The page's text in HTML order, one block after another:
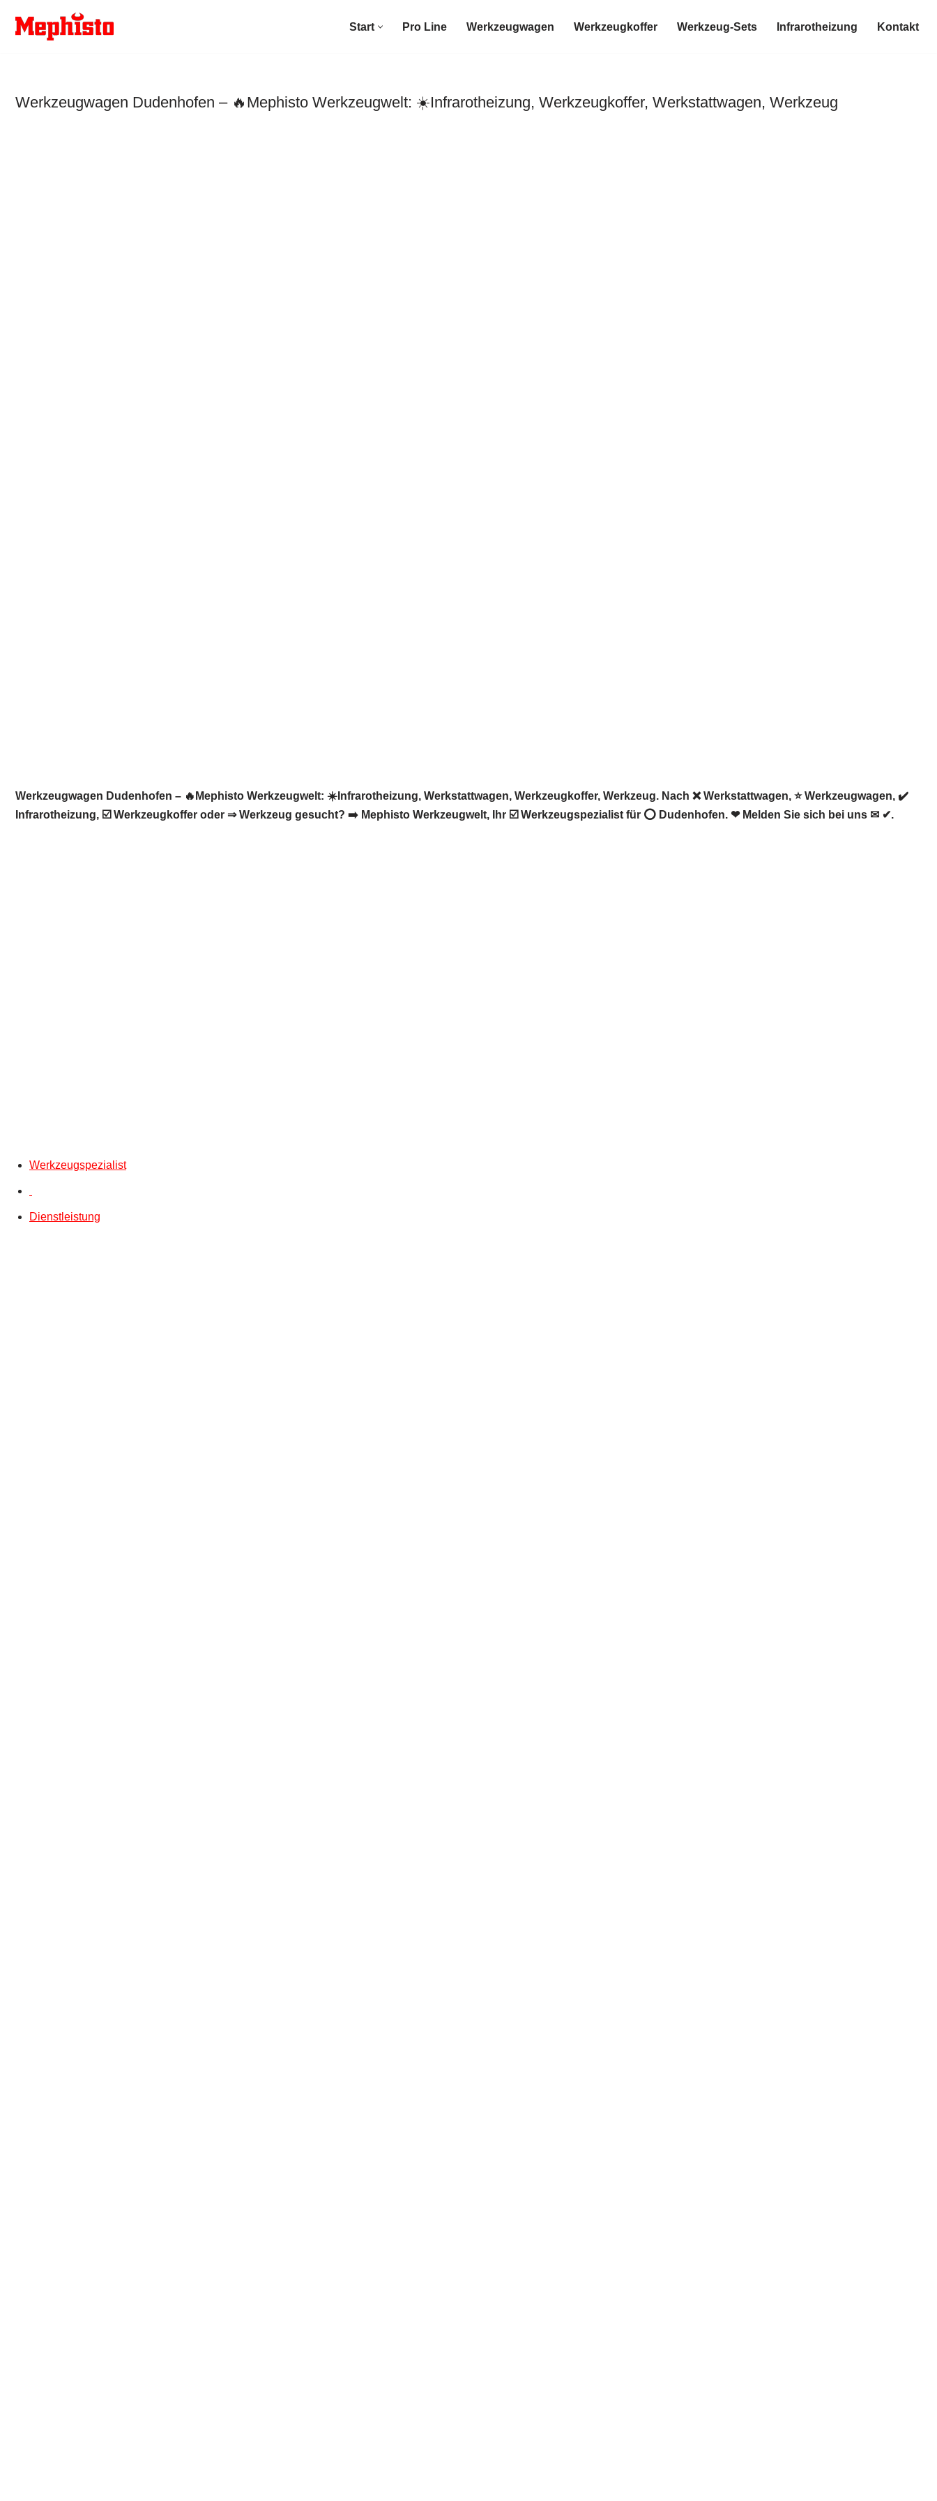
Zum
Start Pro Line Werkzeugwagen Werkzeugkoffer Werkzeug-Sets Infrarotheizung Kontakt
Werkzeugwagen Dudenhofen – 🔥Mephisto Werkzeugwelt: ☀️Infrarotheizung, Werkzeugkoffer, Werkstattwagen, Werkzeug
Werkzeugwagen Dudenhofen – 🔥Mephisto Werkzeugwelt: ☀️Infrarotheizung, Werkstattwagen, Werkzeugkoffer, Werkzeug. Nach ❌ Werkstattwagen, ⭐ Werkzeugwagen, ✔️
Infrarotheizung, ☑️ Werkzeugkoffer oder ⇒ Werkzeug gesucht? ➡️ Mephisto Werkzeugwelt, Ihr ☑️ Werkzeugspezialist für ⭕ Dudenhofen. ❤ Melden Sie sich bei uns ✉ ✔.
Werkzeugspezialist
Dienstleistung